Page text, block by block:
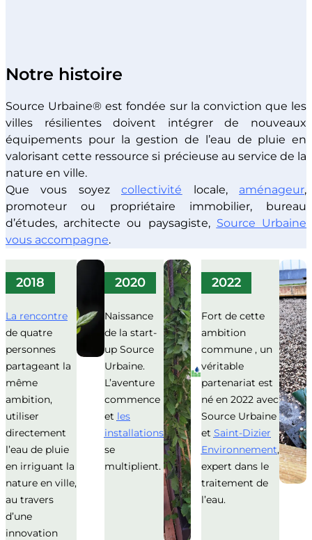
Notre histoire
Source Urbaine® est fondée sur la conviction que les
villes résilientes doivent intégrer de nouveaux
équipements pour la gestion de l’eau de pluie en
valorisant cette ressource si précieuse au service de la
nature en ville.
Que vous soyezcollectivité locale, aménageur,
promoteur ou propriétaire immobilier, bureau
d’études, architecte ou paysagiste, Source Urbaine
vous accompagne.
2018
La rencontre
de quatre
personnes
partageant la
même
ambition,
utiliser
directement
l’eau de pluie
en irriguant la
nature en ville,
au travers
d’une
innovation
2020
Naissance
de la start-
up Source
Urbaine.
L’aventure
commence
et les
installations
se
multiplient.
2022
Fort de cette
ambition
commune , un
véritable
partenariat est
né en 2022 avec
Source Urbaine
et Saint-Dizier
Environnement,
expert dans le
traitement de
l’eau.